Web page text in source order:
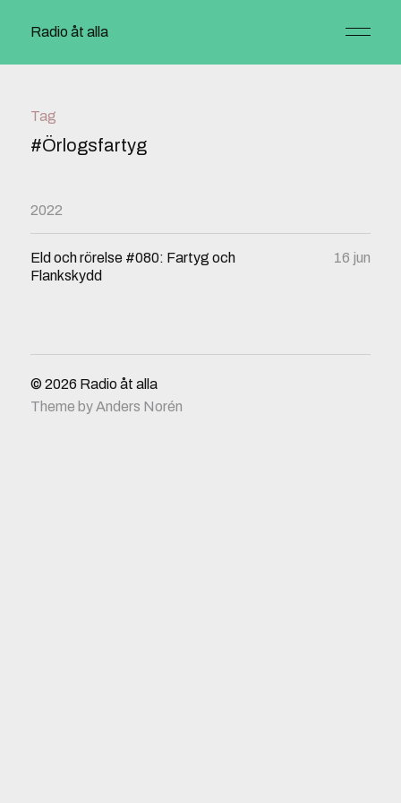
Radio åt alla
Tag
#Örlogsfartyg
2022
Eld och rörelse #080: Fartyg och
Flankskydd
16 jun
© 2026 Radio åt alla
Theme byAnders Norén